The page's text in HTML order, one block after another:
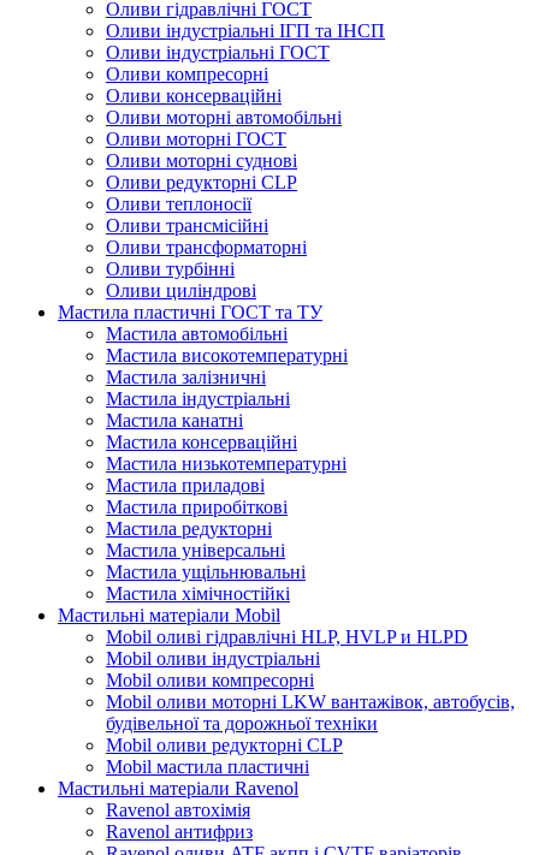
Оливи гідравлічні ГОСТ
Оливи індустріальні ІГП та ІНСП
Оливи індустріальні ГОСТ
Оливи компресорні
Оливи консерваційні
Оливи моторні автомобільні
Оливи моторні ГОСТ
Оливи моторні суднові
Оливи редукторні CLP
Оливи теплоносії
Оливи трансмісійні
Оливи трансформаторні
Оливи турбінні
Оливи циліндрові
Мастила пластичні ГОСТ та ТУ
Мастила автомобільні
Мастила високотемпературні
Мастила залізничні
Мастила індустріальні
Мастила канатні
Мастила консерваційні
Мастила низькотемпературні
Мастила приладові
Мастила приробіткові
Мастила редукторні
Мастила універсальні
Мастила ущільнювальні
Мастила хімічностійкі
Мастильні матеріали Mobil
Mobil оливі гідравлічні HLP, HVLP и HLPD
Mobil оливи індустріальні
Mobil оливи компресорні
Mobil оливи моторні LKW вантажівок, автобусів,
будівельної та дорожньої техніки
Mobil оливи редукторні CLP
Mobil мастила пластичні
Мастильні матеріали Ravenol
Ravenol автохімія
Ravenol антифриз